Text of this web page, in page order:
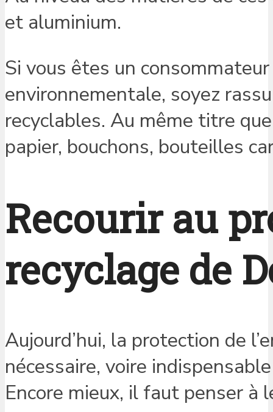
et aluminium.
Si vous êtes un
environnementale, soyez
recyclables. Au même titre
papier, bouchons, bouteilles
Recourir au
recyclage de
Aujourd’hui, la protection de
nécessaire, voire
Encore mieux, il faut penser à